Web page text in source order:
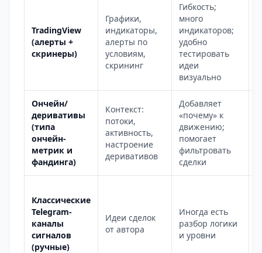
TradingView
(алерты +
скринеры)
Графики,
индикаторы,
алерты по
условиям,
скрининг
Гибкость;
много
индикаторов;
удобно
тестировать
идеи
визуально
Ончейн/
деривативы
(типа
ончейн-
метрик и
фандинга)
Контекст:
потоки,
активность,
настроение
деривативов
Добавляет
«почему» к
движению;
помогает
фильтровать
сделки
Классические
Telegram-
каналы
сигналов
(ручные)
Идеи сделок
от автора
Иногда есть
разбор логики
и уровни